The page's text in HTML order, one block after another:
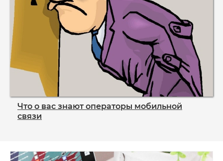
Что о вас знают операторы мобильной
связи